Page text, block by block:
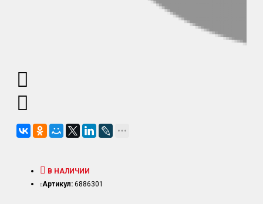
В НАЛИЧИИ
Артикул: 6886301